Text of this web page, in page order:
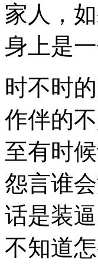
家人，
身上是
时不时
作伴的
至有时
怨言谁
话是装
不知道